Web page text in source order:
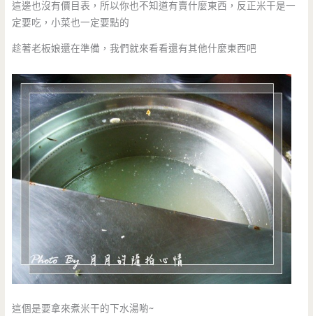
這邊也沒有價目表，所以你也不知道有賣什麼東西，反正米干是一
定要吃，小菜也一定要點的
趁著老板娘還在準備，我們就來看看還有其他什麼東西吧
這個是要拿來煮米干的下水湯喲~